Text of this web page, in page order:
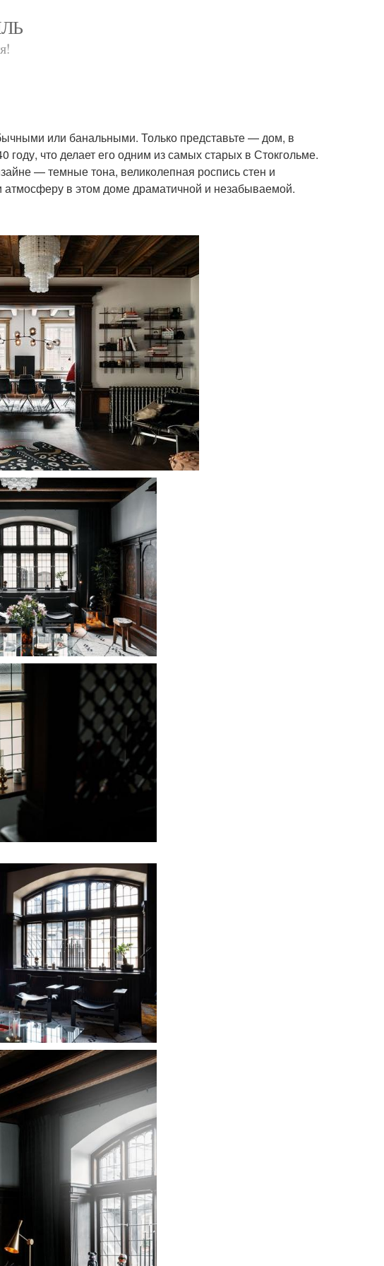
или банальными. Только представьте — дом, в
что делает его одним из самых старых в Стокгольме.
— темные тона, великолепная роспись стен и
атмосферу в этом доме драматичной и незабываемой.